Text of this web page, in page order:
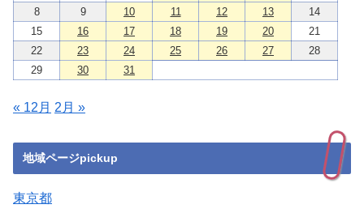
8
9 10 11 12 13
14
15
16 17 18 19 20
21
22
23 24 25 26 27
28
29
30 31
« 12月 2月 »
地域ページpickup
東京都